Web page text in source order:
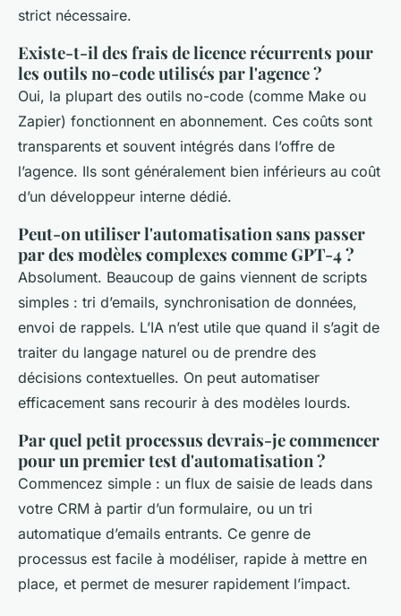
strict nécessaire.
Existe-t-il des frais de licence récurrents pour
les outils no-code utilisés par l'agence ?
Oui, la plupart des outils no-code (comme Make ou
Zapier) fonctionnent en abonnement. Ces coûts sont
transparents et souvent intégrés dans l’offre de
l’agence. Ils sont généralement bien inférieurs au coût
d’un développeur interne dédié.
Peut-on utiliser l'automatisation sans passer
par des modèles complexes comme GPT-4 ?
Absolument. Beaucoup de gains viennent de scripts
simples : tri d’emails, synchronisation de données,
envoi de rappels. L’IA n’est utile que quand il s’agit de
traiter du langage naturel ou de prendre des
décisions contextuelles. On peut automatiser
efficacement sans recourir à des modèles lourds.
Par quel petit processus devrais-je commencer
pour un premier test d'automatisation ?
Commencez simple : un flux de saisie de leads dans
votre CRM à partir d’un formulaire, ou un tri
automatique d’emails entrants. Ce genre de
processus est facile à modéliser, rapide à mettre en
place, et permet de mesurer rapidement l’impact.